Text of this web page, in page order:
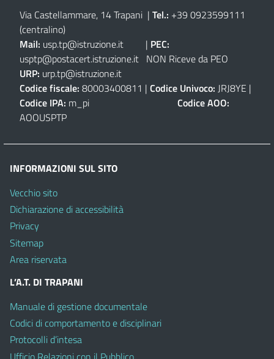
Via Castellammare, 14 Trapani | Tel.: +39 0923599111
(centralino)
Mail: usp.tp@istruzione.it | PEC:
usptp@postacert.istruzione.it NON Riceve da PEO
URP: urp.tp@istruzione.it
Codice fiscale: 80003400811 | Codice Univoco: JRJ8YE |
Codice IPA: m_pi Codice AOO:
AOOUSPTP
INFORMAZIONI SUL SITO
Vecchio sito
Dichiarazione di accessibilità
Privacy
Sitemap
Area riservata
L’A.T. DI TRAPANI
Manuale di gestione documentale
Codici di comportamento e disciplinari
Protocolli d’intesa